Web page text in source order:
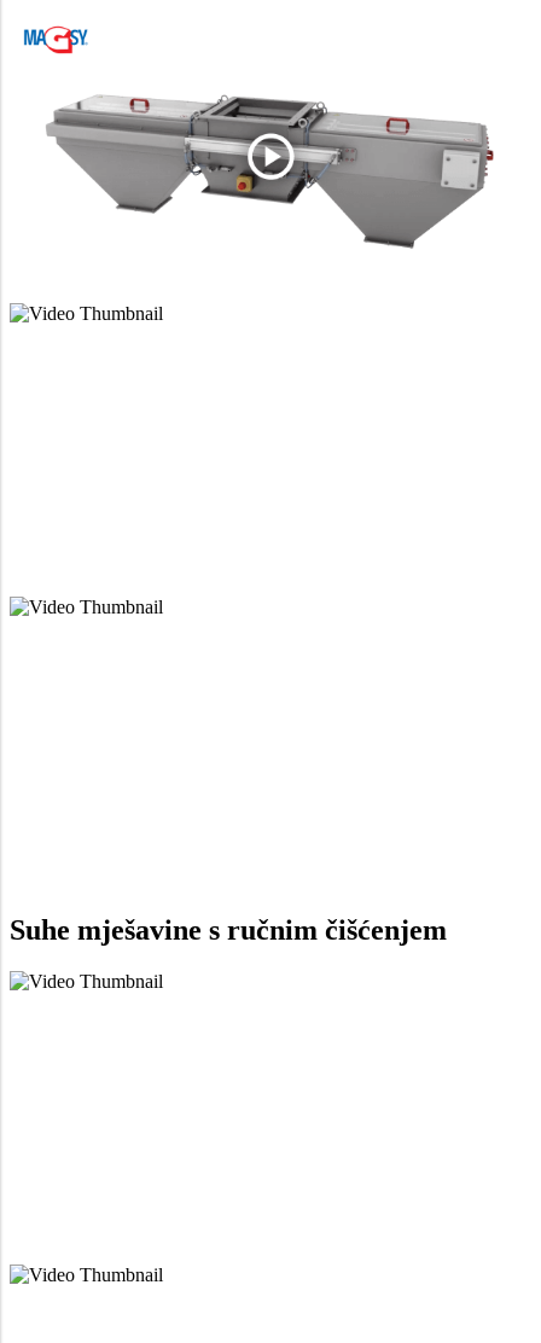
Suhe mješavine s ručnim čišćenjem